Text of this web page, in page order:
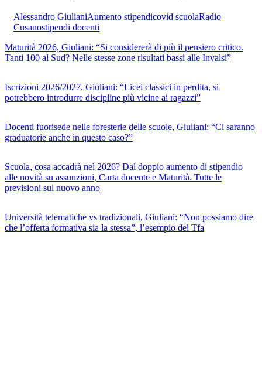
Alessandro GiulianiAumento stipendicovid scuolaRadio
Cusanostipendi docenti
Maturità 2026, Giuliani: “Si considererà di più il pensiero critico.
Tanti 100 al Sud? Nelle stesse zone risultati bassi alle Invalsi”
Iscrizioni 2026/2027, Giuliani: “Licei classici in perdita, si
potrebbero introdurre discipline più vicine ai ragazzi”
Docenti fuorisede nelle foresterie delle scuole, Giuliani: “Ci saranno
graduatorie anche in questo caso?”
Scuola, cosa accadrà nel 2026? Dal doppio aumento di stipendio
alle novità su assunzioni, Carta docente e Maturità. Tutte le
previsioni sul nuovo anno
Università telematiche vs tradizionali, Giuliani: “Non possiamo dire
che l’offerta formativa sia la stessa”, l’esempio del Tfa